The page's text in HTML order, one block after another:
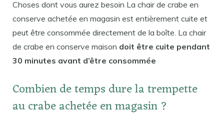
Choses dont vous aurez besoin La chair de crabe en
conserve achetée en magasin est entièrement cuite et
peut être consommée directement de la boîte. La chair
de crabe en conserve maison doit être cuite pendant
30 minutes avant d’être consommée
Combien de temps dure la trempette
au crabe achetée en magasin ?